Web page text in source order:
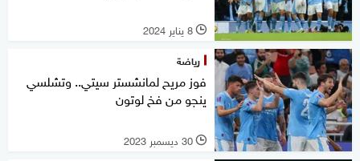
l 8 يناير 2024
رياضة
فوز مريح لمانشستر سيتي.. وتشلسي
ينجو من فخ لوتون
l 30 ديسمبر 2023